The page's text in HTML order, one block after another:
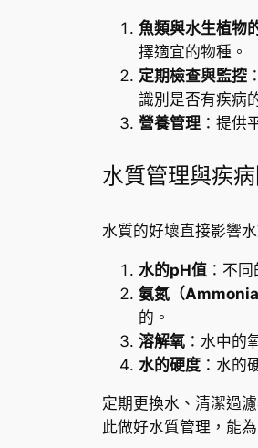
魚類與水生植物
擇適宜的物種。
定期檢查與監控
識別是否有疾病
營養管理 ：提供
水質管理與疾
水質的好壞直接影響
水的pH值 ：不
氨氮（
的。
溶解氧 ：水中的
水的硬度 ：水的
定期更換水、清潔過
此做好水質管理，能